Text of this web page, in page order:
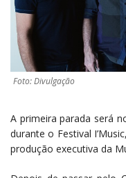
Foto: Divulgação
A primeira parada será
durante o Festival
produção executiva da